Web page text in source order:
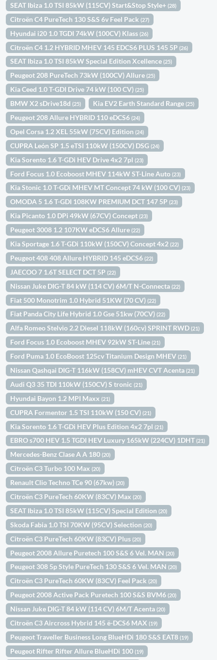
SEAT Ibiza 1.0 TSI 85kW (115CV) Start&Stop Style+(28)
Citroën C4 PureTech 130 S&S 6v Feel Pack(27)
Hyundai i20 1.0 TGDI 74kW (100CV) Klass(26)
Citroën C4 1.2 HYBRID MHEV 145 EDCS6 PLUS 145 5P(26)
SEAT Ibiza 1.0 TSI 85kW Special Edition Xcellence(25)
Peugeot 208 PureTech 73kW (100CV) Allure(25)
Kia Ceed 1.0 T-GDI Drive 74 kW (100 CV)(25)
BMW X2 sDrive18d(25) Kia EV2 Earth Standard Range(25)
Peugeot 208 Allure HYBRID 110 eDCS6(24)
Opel Corsa 1.2 XEL 55kW (75CV) Edition(24)
CUPRA León SP 1.5 eTSI 110kW (150CV) DSG(24)
Kia Sorento 1.6 T-GDi HEV Drive 4x2 7pl(23)
Ford Focus 1.0 Ecoboost MHEV 114kW ST-Line Auto(23)
Kia Stonic 1.0 T-GDi MHEV MT Concept 74 kW (100 CV)(23)
OMODA 5 1.6 T-GDI 108KW PREMIUM DCT 147 5P(23)
Kia Picanto 1.0 DPi 49kW (67CV) Concept(23)
Peugeot 3008 1.2 107KW eDCS6 Allure(22)
Kia Sportage 1.6 T-GDi 110kW (150CV) Concept 4x2(22)
Peugeot 408 408 Allure HYBRID 145 eDCS6(22)
JAECOO 7 1.6T SELECT DCT 5P(22)
Nissan Juke DIG-T 84 kW (114 CV) 6M/T N-Connecta(22)
Fiat 500 Monotrim 1.0 Hybrid 51KW (70 CV)(22)
Fiat Panda City Life Hybrid 1.0 Gse 51kw (70CV)(22)
Alfa Romeo Stelvio 2.2 Diesel 118kW (160cv) SPRINT RWD(21)
Ford Focus 1.0 Ecoboost MHEV 92kW ST-Line(21)
Ford Puma 1.0 EcoBoost 125cv Titanium Design MHEV(21)
Nissan Qashqai DIG-T 116kW (158CV) mHEV CVT Acenta(21)
Audi Q3 35 TDI 110kW (150CV) S tronic(21)
Hyundai Bayon 1.2 MPI Maxx(21)
CUPRA Formentor 1.5 TSI 110kW (150 CV)(21)
Kia Sorento 1.6 T-GDi HEV Plus Edition 4x2 7pl(21)
EBRO s700 HEV 1.5 TGDI HEV Luxury 165kW (224CV) 1DHT(21)
Mercedes-Benz Clase A A 180(20)
Citroën C3 Turbo 100 Max(20)
Renault Clio Techno TCe 90 (67kw)(20)
Citroën C3 PureTech 60KW (83CV) Max(20)
SEAT Ibiza 1.0 TSI 85kW (115CV) Special Edition(20)
Skoda Fabia 1.0 TSI 70KW (95CV) Selection(20)
Citroën C3 PureTech 60KW (83CV) Plus(20)
Peugeot 2008 Allure Puretech 100 S&S 6 Vel. MAN(20)
Peugeot 308 5p Style PureTech 130 S&S 6 Vel. MAN(20)
Citroën C3 PureTech 60KW (83CV) Feel Pack(20)
Peugeot 2008 Active Pack Puretech 100 S&S BVM6(20)
Nissan Juke DIG-T 84 kW (114 CV) 6M/T Acenta(20)
Citroën C3 Aircross Hybrid 145 ë-DCS6 MAX(19)
Peugeot Traveller Business Long BlueHDi 180 S&S EAT8(19)
Peugeot Rifter Rifter Allure BlueHDi 100(19)